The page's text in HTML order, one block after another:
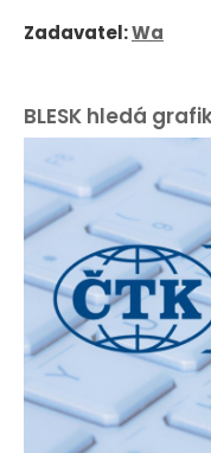
Zadavatel:Wa
BLESK hledá